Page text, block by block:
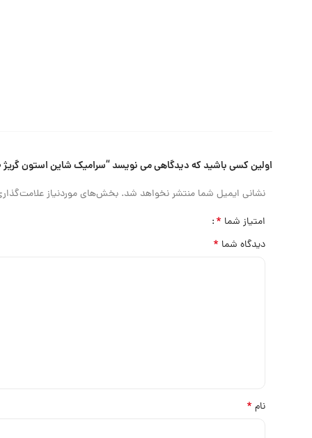
اولین کسی باشید که دیدگاهی می نویسد “سرامیک شاین استون گریژ ۶۰ در ۱۲۰”
نشانی ایمیل شما منتشر نخواهد شد. بخش‌های موردنیاز
امتیاز شما *
دیدگاه شما *
نام *